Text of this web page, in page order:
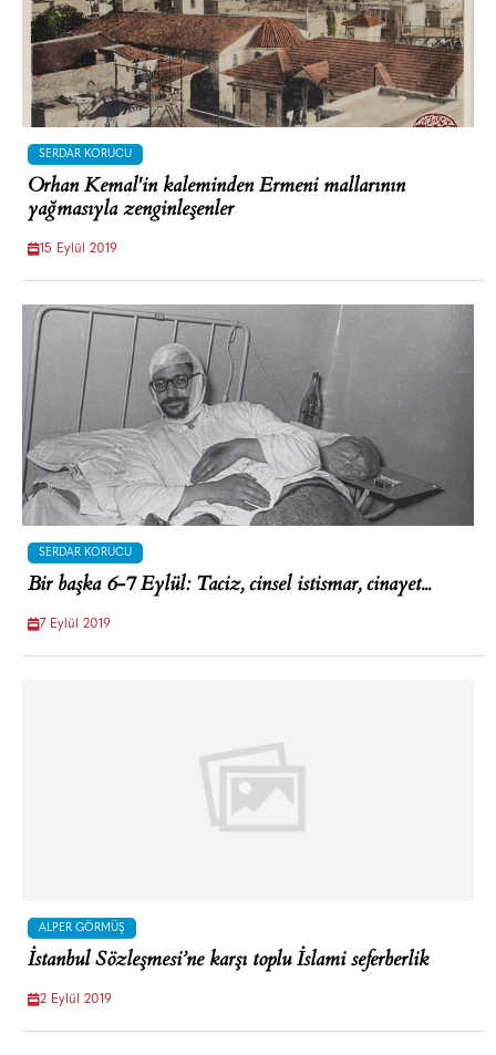
SERDAR KORUCU
Orhan Kemal'in kaleminden Ermeni mallarının
yağmasıyla zenginleşenler
15 Eylül 2019
SERDAR KORUCU
Bir başka 6-7 Eylül: Taciz, cinsel istismar, cinayet...
7 Eylül 2019
ALPER GÖRMÜŞ
İstanbul Sözleşmesi’ne karşı toplu İslami seferberlik
2 Eylül 2019